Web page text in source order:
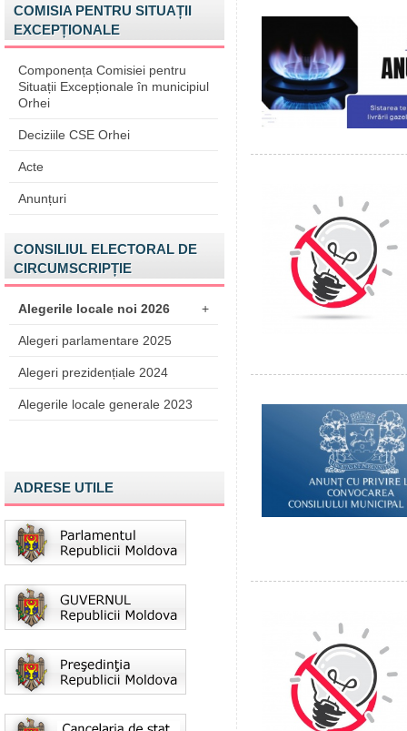
COMISIA PENTRU SITUAȚII
EXCEPȚIONALE
Componența Comisiei pentru
Situații Excepționale în municipiul
Orhei
Deciziile CSE Orhei
Acte
Anunțuri
CONSILIUL ELECTORAL DE
CIRCUMSCRIPȚIE
Alegerile locale noi 2026 +
Alegeri parlamentare 2025
Alegeri prezidențiale 2024
Alegerile locale generale 2023
ADRESE UTILE